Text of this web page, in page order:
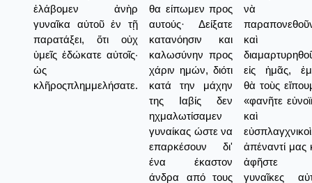
ἐλάβομεν ἀνὴρ
γυναῖκα αὐτοῦ ἐν τῇ
παρατάξει, ὅτι οὐχ
ὑμεῖς ἐδώκατε αὐτοῖς·
ὡς
κλῆροςπλημμελήσατε.
θα είπωμεν προς
αυτούς· Δείξατε
κατανόησιν και
καλωσύνην προς
χάριν ημών, διότι
κατά την μάχην
της Ιαβίς δεν
ηχμαλωτίσαμεν
γυναίκας ώστε να
επαρκέσουν δι'
ένα έκαστον
άνδρα από τους
νὰ
καὶ
εἰς ἡμᾶς,
θὰ τοὺς
«φανῆτε
καὶ
εὐσπλαγχνικοὶ
ἀπέναντί μας
ἀφῆστε
γυναῖκες